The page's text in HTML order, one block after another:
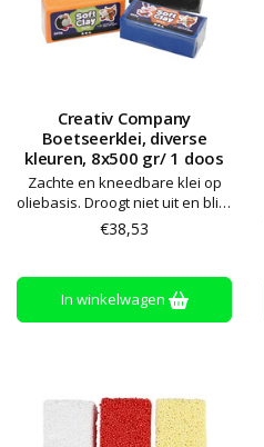
Creativ Company
Boetseerklei, diverse
kleuren, 8x500 gr/ 1 doos
Zachte en kneedbare klei op
oliebasis. Droogt niet uit en blijft
zacht. Alle kleuren kunnen
worden gemengd. Bewaren op
€38,53
In winkelwagen